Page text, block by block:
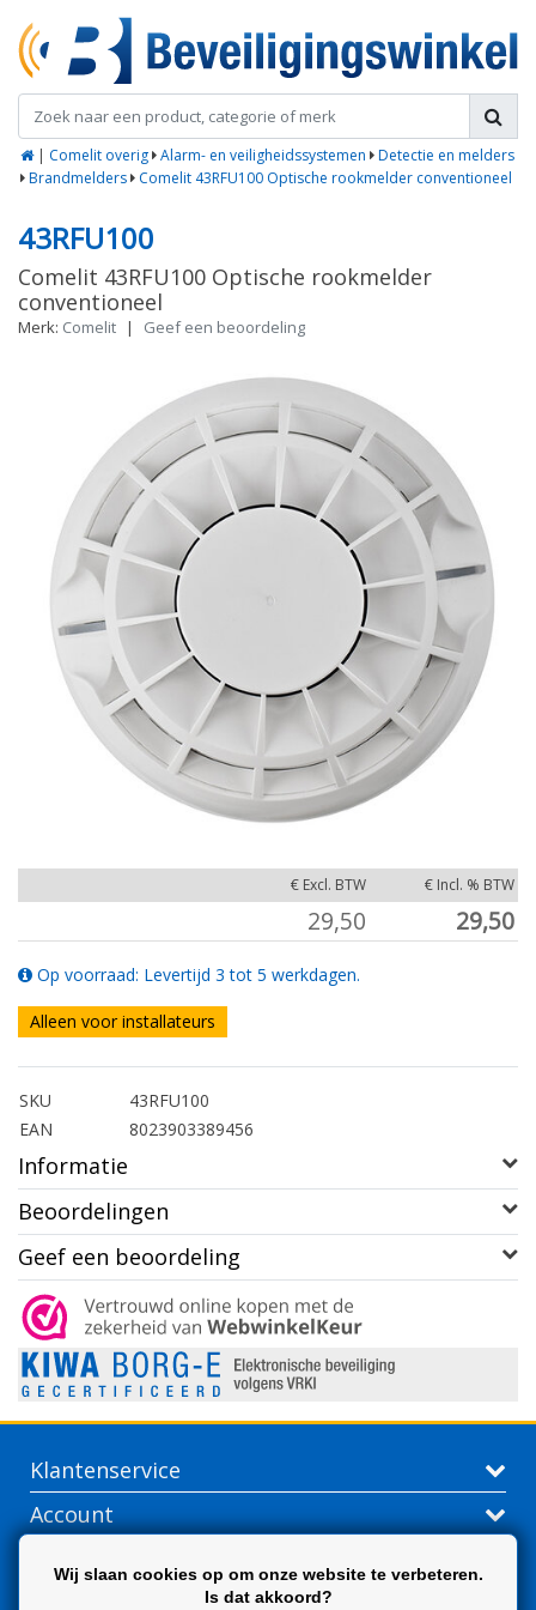
| Comelit overig Alarm- en veiligheidssystemen
Detectie en melders
Brandmelders
Comelit 43RFU100 Optische rookmelder conventioneel
43RFU100
Comelit 43RFU100 Optische rookmelder
conventioneel
Merk: Comelit | Geef een beoordeling
€ Excl. BTW € Incl. % BTW
29,50 29,50
Op voorraad: Levertijd 3 tot 5 werkdagen.
Alleen voor installateurs
SKU
43RFU100
EAN
8023903389456
Informatie
Beoordelingen
Geef een beoordeling
Klantenservice
Account
Wij slaan cookies op om onze website te verbeteren.
Is dat akkoord?